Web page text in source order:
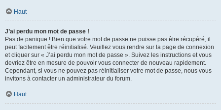
Haut
J’ai perdu mon mot de passe !
Pas de panique ! Bien que votre mot de passe ne puisse pas être récupéré, il
peut facilement être réinitialisé. Veuillez vous rendre sur la page de connexion
et cliquer sur « J’ai perdu mon mot de passe ». Suivez les instructions et vous
devriez être en mesure de pouvoir vous connecter de nouveau rapidement.
Cependant, si vous ne pouvez pas réinitialiser votre mot de passe, nous vous
invitons à contacter un administrateur du forum.
Haut